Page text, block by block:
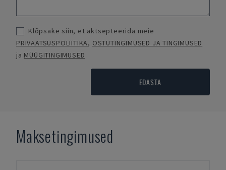
Klõpsake siin, et aktsepteerida meie
PRIVAATSUSPOLIITIKA, OSTUTINGIMUSED JA TINGIMUSED
ja MÜÜGITINGIMUSED
EDASTA
Maksetingimused